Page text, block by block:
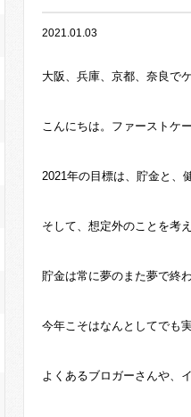
2021.01.03
大阪、兵庫、京都、奈良で
こんにちは。ファーストケ
2021年の目標は、貯金と、
そして、想定外のことを考
貯金は常に夢のまた夢で終
今年こそはなんとしてでも
よくあるブロガーさんや、